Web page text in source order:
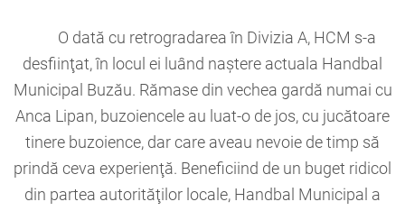
O dată cu retrogradarea în Divizia A, HCM s-a
desfiinţat, în locul ei luând naştere actuala Handbal
Municipal Buzău. Rămase din vechea gardă numai cu
Anca Lipan, buzoiencele au luat-o de jos, cu jucătoare
tinere buzoience, dar care aveau nevoie de timp să
prindă ceva experienţă. Beneficiind de un buget ridicol
din partea autorităţilor locale, Handbal Municipal a